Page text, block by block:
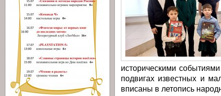
историческими
подвигах известных и
вписаны в летопись